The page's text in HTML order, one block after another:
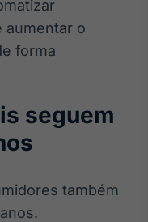
aumentar o
forma
seguem
também